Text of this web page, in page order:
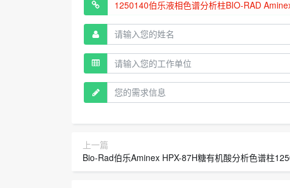
上一篇
Bio-Rad伯乐Aminex HPX-87H糖有机酸分析色谱柱